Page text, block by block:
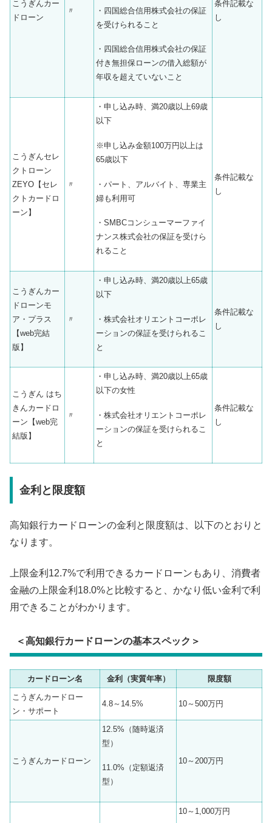
こうぎんカー
ドローン
〃
・四国総合信用株式会社の保証
を受けられること
・四国総合信用株式会社の保証
付き無担保ローンの借入総額が
年収を超えていないこと
条件記載な
し
こうぎんセレ
クトローン
ZEYO【セレ
クトカードロ
ーン】
〃
・申し込み時、満20歳以上69歳
以下
※申し込み金額100万円以上は
65歳以下
・パート、アルバイト、専業主
婦も利用可
・SMBCコンシューマーファイ
ナンス株式会社の保証を受けら
れること
条件記載な
し
こうぎんカー
ドローンモ
ア・プラス
【web完結
版】
〃
・申し込み時、満20歳以上65歳
以下
・株式会社オリエントコーポレ
ーションの保証を受けられるこ
と
条件記載な
し
こうぎん はち
きんカードロ
ーン【web完
結版】
〃
・申し込み時、満20歳以上65歳
以下の女性
・株式会社オリエントコーポレ
ーションの保証を受けられるこ
と
条件記載な
し
金利と限度額
高知銀行カードローンの金利と限度額は、以下のとおりと
なります。
上限金利12.7%で利用できるカードローンもあり、消費者
金融の上限金利18.0%と比較すると、かなり低い金利で利
用できることがわかります。
＜高知銀行カードローンの基本スペック＞
カードローン名 金利（実質年率）
限度額
こうぎんカードロー
ン・サポート
4.8～14.5% 10～500万円
こうぎんカードローン
12.5%（随時返済
型）
11.0%（定額返済
型）
10～200万円
10～1,000万円